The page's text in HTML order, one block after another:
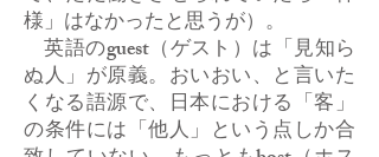
様」はなかったと思うが）。
英語のguest（ゲスト）は「見知ら
ぬ人」が原義。おいおい、と言いた
くなる語源で、日本における「客」
の条件には「他人」という点しか合